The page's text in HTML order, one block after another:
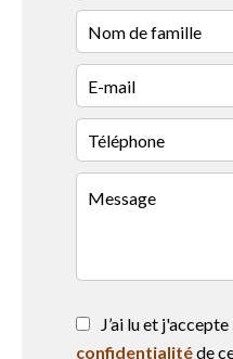
J’ai lu et j'accepte
confidentialitéde